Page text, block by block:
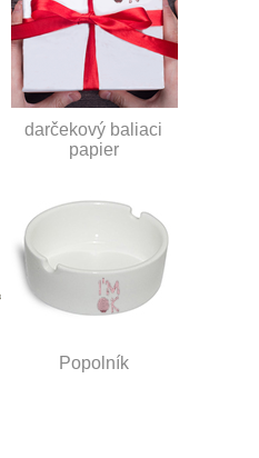
darčekový baliaci
papier
Popolník